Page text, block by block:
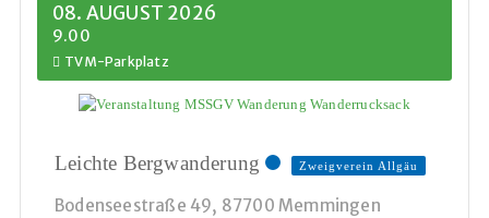
08. AUGUST 2026
9.00
TVM-Parkplatz
Leichte Bergwanderung Zweigverein Allgäu
Bodenseestraße 49, 87700 Memmingen